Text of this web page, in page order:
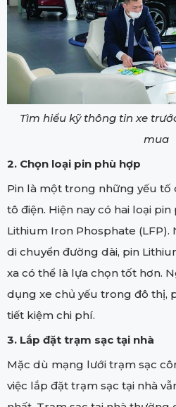
Tìm hiểu kỹ thông tin xe
mua
2. Chọn loại pin phù hợp
Pin là một trong những yếu tố
tô điện. Hiện nay có hai loại
Lithium Iron Phosphate
di chuyển đường dài, pin
xa có thể là lựa chọn tốt hơn.
dụng xe chủ yếu trong đô thị,
tiết kiệm chi phí.
3. Lắp đặt trạm sạc tại nhà
Mặc dù mạng lưới trạm sạc
việc lắp đặt trạm sạc tại nhà